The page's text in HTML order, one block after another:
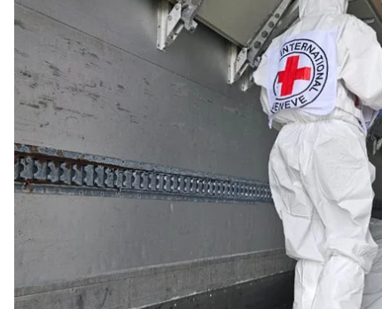
Координационный штаб по
По результатам репатриационных
обороны.
Об этом
сообщил
Координационный штаб по
В частности, удалось репатриировать тела
павших воинов — на Запорожском
и 4 погибших воинов, тела которых передали